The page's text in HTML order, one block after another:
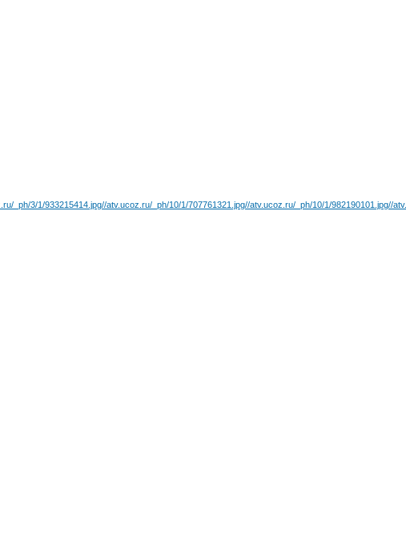
_ph/3/1/933215414.jpg//atv.ucoz.ru/_ph/10/1/707761321.jpg//atv.ucoz.ru/_ph/10/1/982190101.jpg//